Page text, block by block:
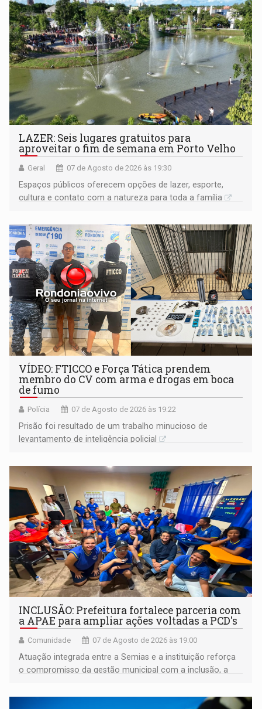
LAZER: Seis lugares gratuitos para
aproveitar o fim de semana em Porto Velho
Geral 07 de Agosto de 2026 às 19:30
Espaços públicos oferecem opções de lazer, esporte,
cultura e contato com a natureza para toda a família
VÍDEO: FTICCO e Força Tática prendem
membro do CV com arma e drogas em boca
de fumo
Polícia 07 de Agosto de 2026 às 19:22
Prisão foi resultado de um trabalho minucioso de
levantamento de inteligência policial
INCLUSÃO: Prefeitura fortalece parceria com
a APAE para ampliar ações voltadas a PCD's
Comunidade 07 de Agosto de 2026 às 19:00
Atuação integrada entre a Semias e a instituição reforça
o compromisso da gestão municipal com a inclusão, a